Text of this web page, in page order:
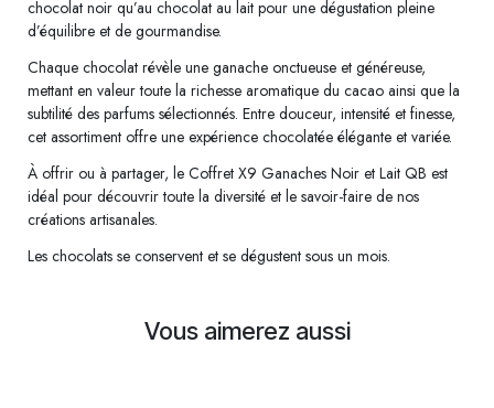
chocolat noir qu’au chocolat au lait pour une dégustation pleine
d’équilibre et de gourmandise.
Chaque chocolat révèle une ganache onctueuse et généreuse,
mettant en valeur toute la richesse aromatique du cacao ainsi que la
subtilité des parfums sélectionnés. Entre douceur, intensité et finesse,
cet assortiment offre une expérience chocolatée élégante et variée.
À offrir ou à partager, le Coffret X9 Ganaches Noir et Lait QB est
idéal pour découvrir toute la diversité et le savoir-faire de nos
créations artisanales.
Les chocolats se conservent et se dégustent sous un mois.
Vous aimerez aussi